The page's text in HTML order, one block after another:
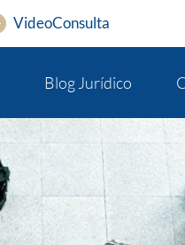
VideoConsulta
Blog Jurídico